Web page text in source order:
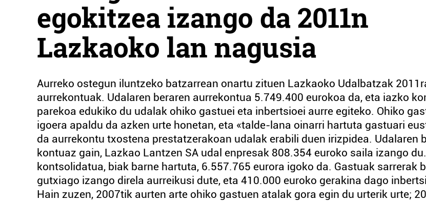
egokitzea izango da 2011n
Lazkaoko lan nagusia
Aurreko ostegun iluntzeko batzarrean onartu zituen Lazkaoko Udalbatzak
aurrekontuak. Udalaren beraren aurrekontua 5.749.400 eurokoa da, eta iazko
parekoa edukiko du udalak ohiko gastuei eta inbertsioei aurre egiteko. Ohiko
igoera apaldu da azken urte honetan, eta «talde-lana oinarri hartuta gastuari
da aurrekontu txostena prestatzerakoan udalak erabili duen irizpidea. Udalaren
kontuaz gain, Lazkao Lantzen SA udal enpresak 808.354 euroko saila izango
kontsolidatua, biak barne hartuta, 6.557.765 eurora igoko da. Gastuak sarrerak
gutxiago izango direla aurreikusi dute, eta 410.000 euroko gerakina dago
Hain zuzen, 2007tik aurten arte ohiko gastuen atalak gora egin du urterik urte;